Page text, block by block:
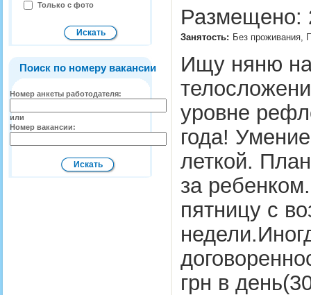
Только с фото
Поиск по номеру вакансии
Номер анкеты работодателя:
или
Номер вакансии:
Размещено:
Занятость: Без проживания,
Ищу няню на
уровне
года!
леткой.
за
пятницу с
грн в